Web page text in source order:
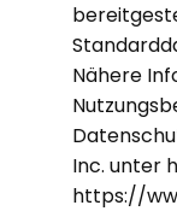
Nähere
Inc. unter
https://